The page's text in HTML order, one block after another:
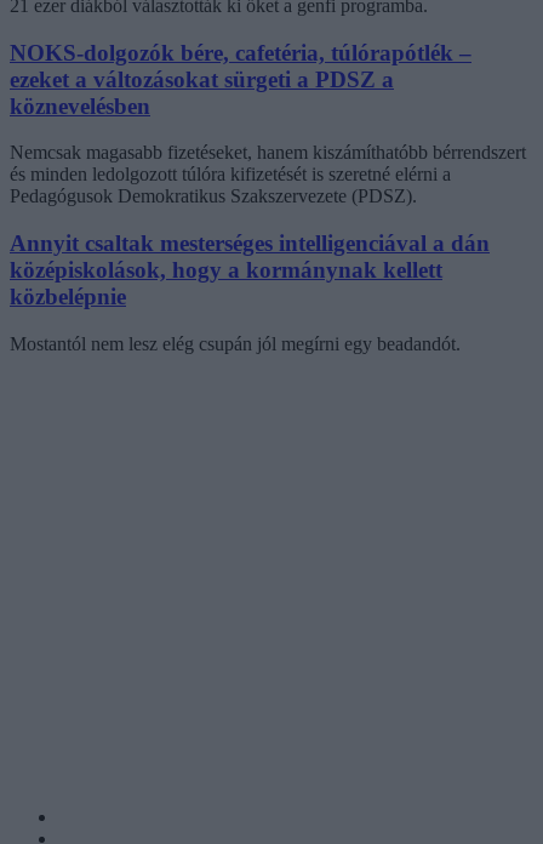
21 ezer diákból választották ki őket a genfi programba.
NOKS-dolgozók bére, cafetéria, túlórapótlék –
ezeket a változásokat sürgeti a PDSZ a
köznevelésben
Nemcsak magasabb fizetéseket, hanem kiszámíthatóbb bérrendszert
és minden ledolgozott túlóra kifizetését is szeretné elérni a
Pedagógusok Demokratikus Szakszervezete (PDSZ).
Annyit csaltak mesterséges intelligenciával a dán
középiskolások, hogy a kormánynak kellett
közbelépnie
Mostantól nem lesz elég csupán jól megírni egy beadandót.